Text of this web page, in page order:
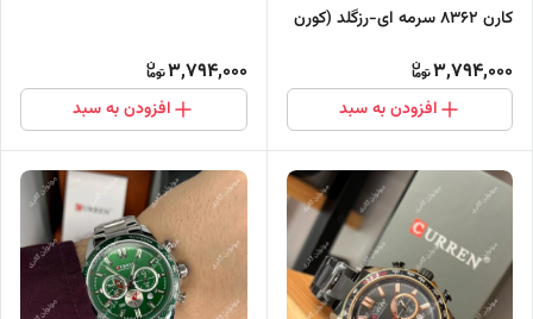
کارن 8362 سرمه ای-رزگلد (کورن
3,794,000
افزودن به سبد
3,794,000
افزودن به سبد